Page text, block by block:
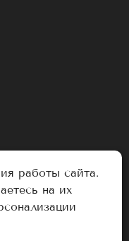
работы сайта.
на их